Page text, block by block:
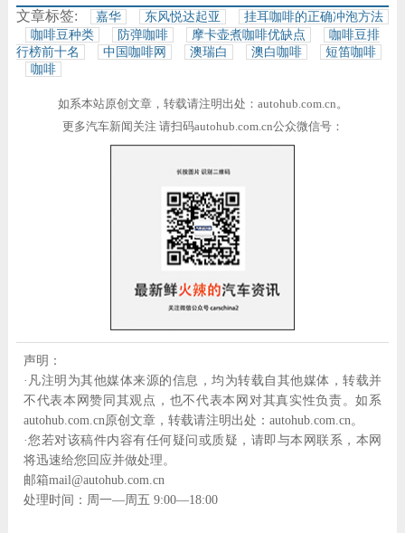
文章标签: 嘉华 东风悦达起亚
挂耳咖啡的正确冲泡方法
咖啡豆种类
防弹咖啡 摩卡壶煮咖啡优缺点
咖啡豆排
行榜前十名
中国咖啡网 澳瑞白 澳白咖啡
短笛咖啡
咖啡
如系本站原创文章，转载请注明出处：autohub.com.cn。
更多汽车新闻关注 请扫码autohub.com.cn公众微信号：
声明：
·凡注明为其他媒体来源的信息，均为转载自其他媒体，转载并
不代表本网赞同其观点，也不代表本网对其真实性负责。如系
autohub.com.cn原创文章，转载请注明出处：autohub.com.cn。
·您若对该稿件内容有任何疑问或质疑，请即与本网联系，本网
将迅速给您回应并做处理。
邮箱mail@autohub.com.cn
处理时间：周一—周五 9:00—18:00